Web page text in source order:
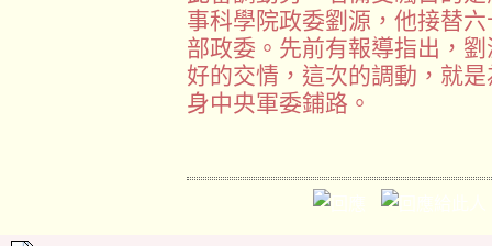
事科學院政委劉源，他接替
部政委。先前有報導指出，
好的交情，這次的調動，就
身中央軍委鋪路。